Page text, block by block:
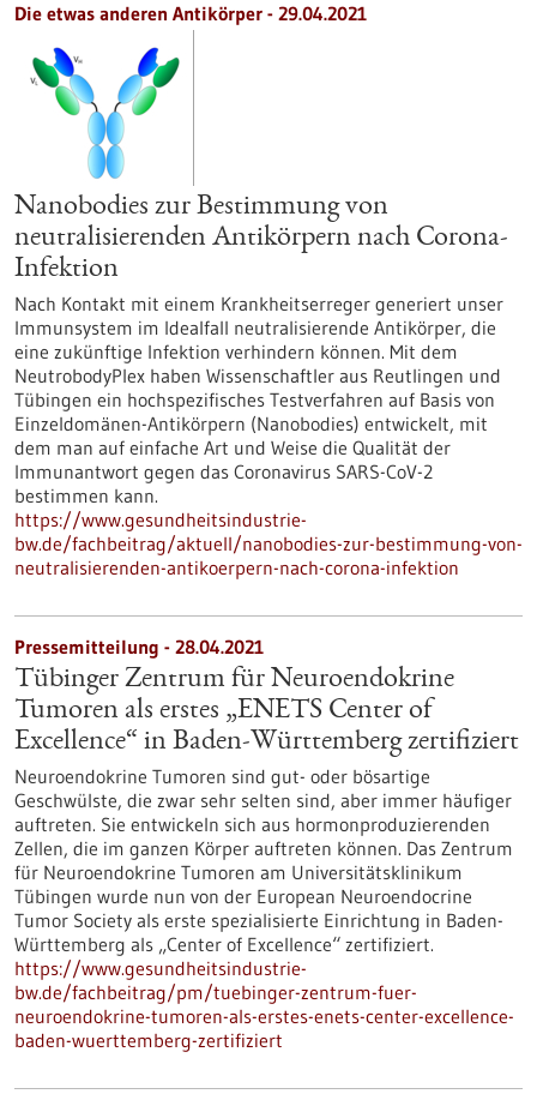
Die etwas anderen Antikörper - 29.04.2021
Nanobodies zur Bestimmung von
neutralisierenden Antikörpern nach Corona-
Infektion
Nach Kontakt mit einem Krankheitserreger generiert unser
Immunsystem im Idealfall neutralisierende Antikörper, die
eine zukünftige Infektion verhindern können. Mit dem
NeutrobodyPlex haben Wissenschaftler aus Reutlingen und
Tübingen ein hochspezifisches Testverfahren auf Basis von
Einzeldomänen-Antikörpern (Nanobodies) entwickelt, mit
dem man auf einfache Art und Weise die Qualität der
Immunantwort gegen das Coronavirus SARS-CoV-2
bestimmen kann.
https://www.gesundheitsindustrie-
bw.de/fachbeitrag/aktuell/nanobodies-zur-bestimmung-von-
neutralisierenden-antikoerpern-nach-corona-infektion
Pressemitteilung - 28.04.2021
Tübinger Zentrum für Neuroendokrine
Tumoren als erstes „ENETS Center of
Excellence“ in Baden-Württemberg zertifiziert
Neuroendokrine Tumoren sind gut- oder bösartige
Geschwülste, die zwar sehr selten sind, aber immer häufiger
auftreten. Sie entwickeln sich aus hormonproduzierenden
Zellen, die im ganzen Körper auftreten können. Das Zentrum
für Neuroendokrine Tumoren am Universitätsklinikum
Tübingen wurde nun von der European Neuroendocrine
Tumor Society als erste spezialisierte Einrichtung in Baden-
Württemberg als „Center of Excellence“ zertifiziert.
https://www.gesundheitsindustrie-
bw.de/fachbeitrag/pm/tuebinger-zentrum-fuer-
neuroendokrine-tumoren-als-erstes-enets-center-excellence-
baden-wuerttemberg-zertifiziert